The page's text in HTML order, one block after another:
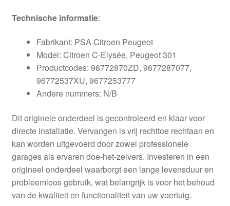
Technische informatie:
Fabrikant: PSA Citroen Peugeot
Model: Citroen C-Elysée, Peugeot 301
Productcodes: 96772870ZD, 9677287077,
96772537XU, 9677253777
Andere nummers: N/B
Dit originele onderdeel is gecontroleerd en klaar voor
directe installatie. Vervangen is vrij rechttoe rechtaan en
kan worden uitgevoerd door zowel professionele
garages als ervaren doe-het-zelvers. Investeren in een
origineel onderdeel waarborgt een lange levensduur en
probleemloos gebruik, wat belangrijk is voor het behoud
van de kwaliteit en functionaliteit van uw voertuig.